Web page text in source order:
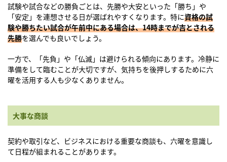
試験や試合などの勝負ごとは、先勝や大安といった「勝ち」や
「安定」を連想させる日が選ばれやすくなります。特に資格の試
験や勝ちたい試合が午前中にある場合は、14時までが吉とされる
先勝を選んでも良いでしょう。
一方で、「先負」や「仏滅」は避けられる傾向にあります。冷静に
準備をして臨むことが大切ですが、気持ちを後押しするために六
曜を活用する人も少なくありません。
大事な商談
契約や取引など、ビジネスにおける重要な商談も、六曜を意識し
て日程が組まれることがあります。